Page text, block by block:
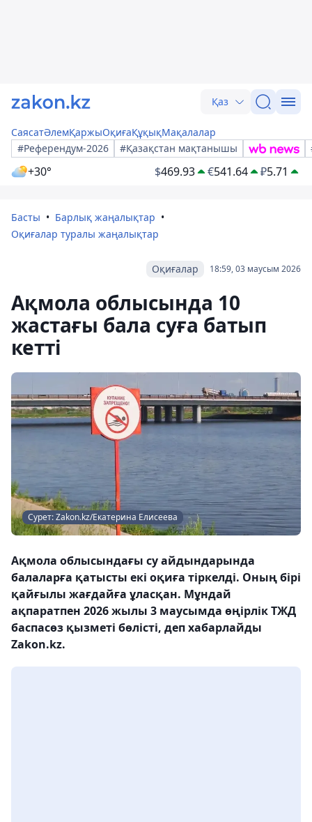
Қаз
СаясатӘлемҚаржыОқиғаҚұқықМақалалар
#Референдум-2026
#Қазақстан мақтанышы
+30° $469.93 €541.64 ₽5.71
Басты
Барлық жаңалықтар
Оқиғалар туралы жаңалықтар
18:59, 03 маусым 2026
Оқиғалар
Ақмола облысында 10
жастағы бала суға батып
кетті
Сурет: Zakon.kz/Екатерина Елисеева
Ақмола облысындағы су айдындарында
балаларға қатысты екі оқиға тіркелді. Оның бірі
қайғылы жағдайға ұласқан. Мұндай
ақпаратпен 2026 жылы 3 маусымда өңірлік ТЖД
баспасөз қызметі бөлісті, деп хабарлайды
Zakon.kz.